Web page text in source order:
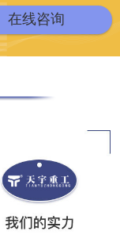
在线咨询